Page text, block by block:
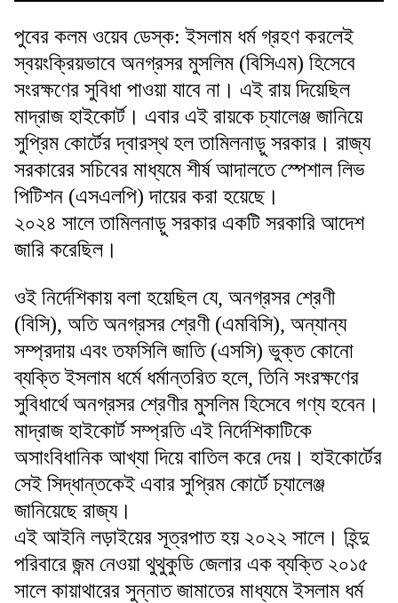
পুবের কলম ওয়েব ডেস্ক: ইসলাম ধর্ম গ্রহণ করলেই
স্বয়ংক্রিয়ভাবে অনগ্রসর মুসলিম (বিসিএম) হিসেবে
সংরক্ষণের সুবিধা পাওয়া যাবে না। এই রায় দিয়েছিল
মাদ্রাজ হাইকোর্ট। এবার এই রায়কে চ্যালেঞ্জ জানিয়ে
সুপ্রিম কোর্টের দ্বারস্থ হল তামিলনাড়ু সরকার। রাজ্য
সরকারের সচিবের মাধ্যমে শীর্ষ আদালতে স্পেশাল লিভ
পিটিশন (এসএলপি) দায়ের করা হয়েছে।
২০২৪ সালে তামিলনাড়ু সরকার একটি সরকারি আদেশ
জারি করেছিল।
ওই নির্দেশিকায় বলা হয়েছিল যে, অনগ্রসর শ্রেণী
(বিসি), অতি অনগ্রসর শ্রেণী (এমবিসি), অন্যান্য
সম্প্রদায় এবং তফসিলি জাতি (এসসি) ভুক্ত কোনো
ব্যক্তি ইসলাম ধর্মে ধর্মান্তরিত হলে, তিনি সংরক্ষণের
সুবিধার্থে অনগ্রসর শ্রেণীর মুসলিম হিসেবে গণ্য হবেন।
মাদ্রাজ হাইকোর্ট সম্প্রতি এই নির্দেশিকাটিকে
অসাংবিধানিক আখ্যা দিয়ে বাতিল করে দেয়। হাইকোর্টের
সেই সিদ্ধান্তকেই এবার সুপ্রিম কোর্টে চ্যালেঞ্জ
জানিয়েছে রাজ্য।
এই আইনি লড়াইয়ের সূত্রপাত হয় ২০২২ সালে। হিন্দু
পরিবারে জন্ম নেওয়া থুথুকুডি জেলার এক ব্যক্তি ২০১৫
সালে কায়াথারের সুন্নাত জামাতের মাধ্যমে ইসলাম ধর্ম